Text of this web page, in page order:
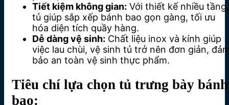
Tiết kiệm không gian: Với thiết kế nhiều tầng,
tủ giúp sắp xếp bánh bao gọn gàng, tối ưu
hóa diện tích quầy hàng.
Dễ dàng vệ sinh: Chất liệu inox và kính giúp
việc lau chùi, vệ sinh tủ trở nên đơn giản,
bảo an toàn vệ sinh thực phẩm.
Tiêu chí lựa chọn tủ trưng bày bánh
bao: